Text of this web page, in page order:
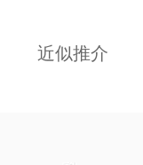
近似推介
19,800.00